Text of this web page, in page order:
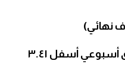
إيقاف الخسارة (SL): إغلاق أسبوعي أسفل ٣.٤١